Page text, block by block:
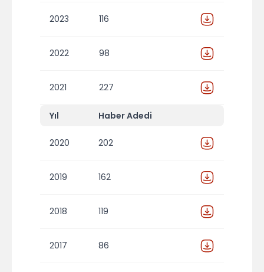
2023 116
2022 98
2021 227
Yıl Haber Adedi
2020 202
2019 162
2018 119
2017 86